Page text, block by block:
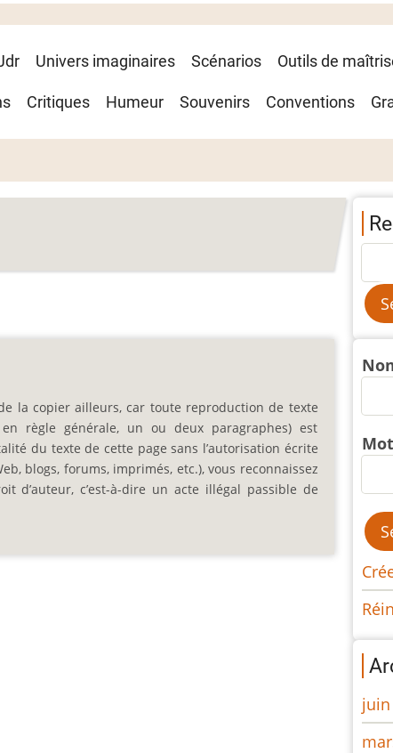
Univers imaginaires Scénarios Outils de
Critiques Humeur Souvenirs Conventions
la copier ailleurs, car toute reproduction de texte
règle générale, un ou deux paragraphes) est
du texte de cette page sans l’autorisation écrite
blogs, forums, imprimés, etc.), vous reconnaissez
d’auteur, c’est-à-dire un acte illégal passible de
juin